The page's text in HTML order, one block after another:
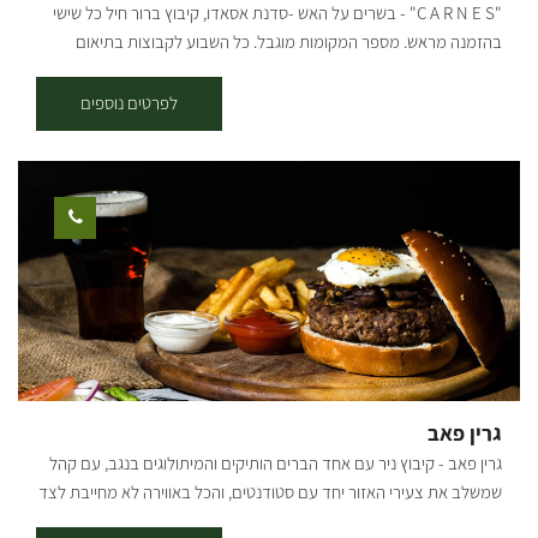
"C A R N E S" - בשרים על האש -סדנת אסאדו, קיבוץ ברור חיל כל שישי
בהזמנה מראש. מספר המקומות מוגבל. כל השבוע לקבוצות בתיאום
סוגי הבשרים ומה מתאים למי - הסברים על אופן ההכנה - הסברים ועשיה
משותפת בהכנת צ'ימיצ'ורי, לחם שום, קאיפיריניה ולשים את הכל על האש.
- כל ההסברים וההכנות נעשים מול המשתתפים וחלקם בהשתתפותם
הפעילה. במהלך הסדנה "מנשנשים" לחם שום שהכנו במקום, חזה עוף
בצ'ילי מתוק, קבבים וכל זה כדי להתלוות לשתיית הקאיפיריניה. אחרי כל
ההסברים, הכנות ושתיה עוברים לחלק העיקרי, ארוחה בשרית
הכוללת:אנטריקוט מיושן, פיקניה ,(תלוי זמינות), אסאדו ללא עצם (לכמות
משתתפים של 15+ איש) פרגיות, צ'וריסוס, סלטים, אורז ושעועית שחורה
(מאכל ברזילאי טיפוסי). כל הסדנה מלווה בהסברים על הנעשה, הלמה
והכמה ... כל המוצרים והציוד של הסדנה הינם כשרים. בימי שישי ושבת
מוזמנים להגיע ולהנות מארוחת אסאדו, בתיאום מראש
לפרטים נוספים
גרין פאב
גרין פאב - קיבוץ ניר עם אחד הברים הותיקים והמיתולוגים בנגב, עם קהל
שמשלב את צעירי האזור יחד עם סטודנטים, והכל באווירה לא מחייבת לצד